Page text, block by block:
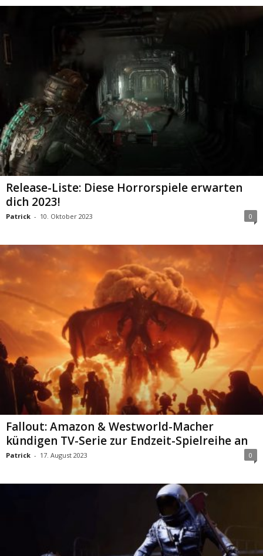
Release-Liste: Diese Horrorspiele erwarten
dich 2023!
Patrick - 10. Oktober 2023 0
Fallout: Amazon & Westworld-Macher
kündigen TV-Serie zur Endzeit-Spielreihe an
Patrick - 17. August 2023 0